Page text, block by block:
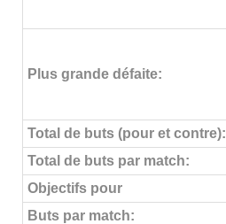
Plus grande défaite:
Total de buts (pour et contre):
Total de buts par match:
Objectifs pour
Buts par match: